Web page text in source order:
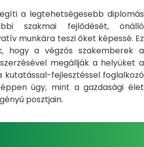
a legtehetségesebb diplomás
szakmai fejlődését, önálló
munkára teszi őket képessé. Ez
hogy a végzős szakemberek a
megállják a helyüket a
kutatással-fejlesztéssel foglalkozó
úgy, mint a gazdasági élet
posztjain.